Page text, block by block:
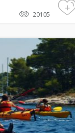
20105
+